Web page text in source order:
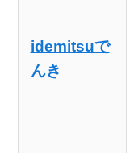
idemitsuで
んき